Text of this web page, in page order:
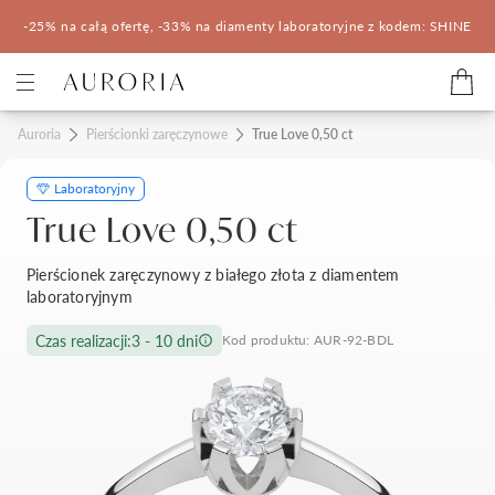
-25% na całą ofertę, -33% na diamenty laboratoryjne z kodem: SHINE
Kategorie
Pierścionki zaręczynowe
Pomocne
Salony Auroria
Salon Auroria Arkadia
Korzyści z zakupu
Auroria Pierścionki zaręczynowe True Love 0,50 ct
Laboratoryjny
True Love 0,50 ct
Pierścionek zaręczynowy z białego złota z diamentem
laboratoryjnym
Czas realizacji:3 - 10 dni Kod produktu: AUR-92-BDL